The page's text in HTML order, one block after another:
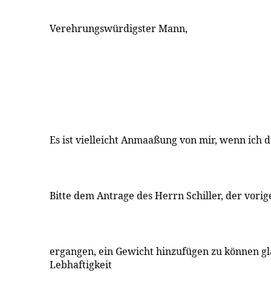
Verehrungswürdigster Mann,
Es ist vielleicht Anmaaßung von mir, wenn ich
Bitte dem Antrage des Herrn Schiller, der
ergangen, ein Gewicht hinzufügen zu können
Lebhaftigkeit